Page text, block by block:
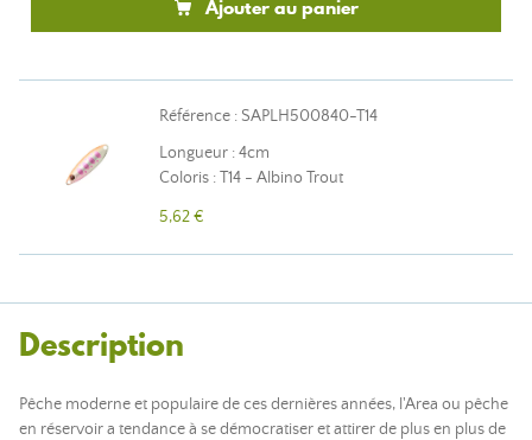
Ajouter au panier
Référence : SAPLH500840-T14
Longueur : 4cm
Coloris : T14 - Albino Trout
5,62 €
Description
Pêche moderne et populaire de ces dernières années, l'Area ou pêche
en réservoir a tendance à se démocratiser et attirer de plus en plus de